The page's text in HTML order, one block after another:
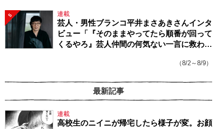
5 連載
芸人・男性ブランコ平井まさあきさんインタ
ビュー「『そのままやってたら順番が回って
くるやろ』芸人仲間の何気ない一言に救われ
（8/2～8/9）
最新記事
連載
高校生のニイニが帰宅したら様子が変。お顔